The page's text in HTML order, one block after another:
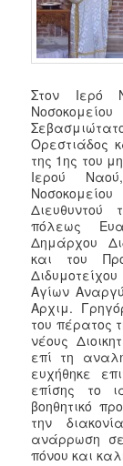
Στον Ιερό
Ορεστιάδος
της 1ης του
Ιερού
Διευθυντού
πόλεως
Δημάρχου
και του
Αγίων
Αρχιμ.
του πέρατος
νέους
επί τη
ευχήθηκε
επίσης το
βοηθητικό
την
ανάρρωση σε
πόνου και